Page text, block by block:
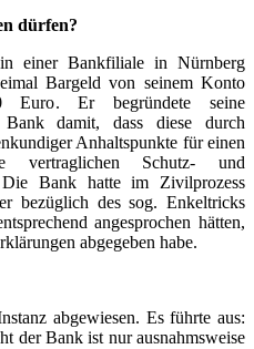
dürfen?
einer Bankfiliale in Nürnberg
Bargeld von seinem Konto
Euro. Er begründete seine
Bank damit, dass diese durch
Anhaltspunkte für einen
vertraglichen Schutz- und
Die Bank hatte im Zivilprozess
bezüglich des sog. Enkeltricks
angesprochen hätten,
abgegeben habe.
abgewiesen. Es führte aus:
der Bank ist nur ausnahmsweise